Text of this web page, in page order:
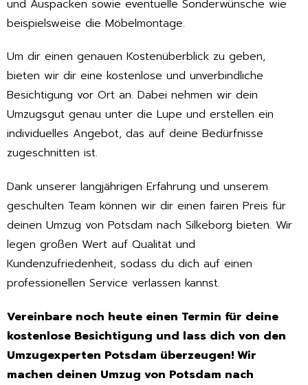
und Auspacken sowie eventuelle Sonderwünsche wie
beispielsweise die Möbelmontage.
Um dir einen genauen Kostenüberblick zu geben,
bieten wir dir eine kostenlose und unverbindliche
Besichtigung vor Ort an. Dabei nehmen wir dein
Umzugsgut genau unter die Lupe und erstellen ein
individuelles Angebot, das auf deine Bedürfnisse
zugeschnitten ist.
Dank unserer langjährigen Erfahrung und unserem
geschulten Team können wir dir einen fairen Preis für
deinen Umzug von Potsdam nach Silkeborg bieten. Wir
legen großen Wert auf Qualität und
Kundenzufriedenheit, sodass du dich auf einen
professionellen Service verlassen kannst.
Vereinbare noch heute einen Termin für deine
kostenlose Besichtigung und lass dich von den
Umzugexperten Potsdam überzeugen! Wir
machen deinen Umzug von Potsdam nach